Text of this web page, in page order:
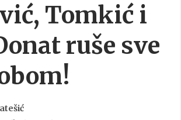
Tomkić i
ruše sve